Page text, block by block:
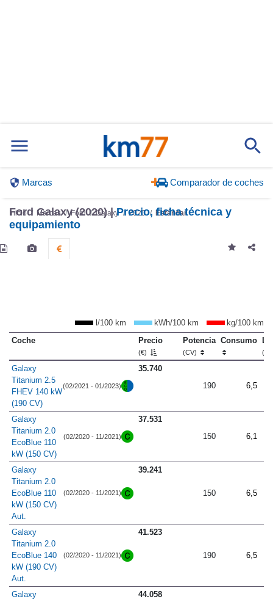
Marcas Comparador de coches
Inicio Marcas Ford Galaxy 2020 Estándar
Ford Galaxy (2020) |Precio, ficha técnica y
equipamiento
l/100 km kWh/100 km
kg/100 km
Coche
Precio
(€)
Potencia
(CV)
Consumo
Galaxy
Titanium 2.5
FHEV 140 kW
(190 CV)
(02/2021 - 01/2023)
35.740
190
6,5
Galaxy
Titanium 2.0
EcoBlue 110
kW (150 CV)
(02/2020 - 11/2021)
37.531
150
6,1
Galaxy
Titanium 2.0
EcoBlue 110
kW (150 CV)
Aut.
(02/2020 - 11/2021)
39.241
150 6,5
Galaxy
Titanium 2.0
EcoBlue 140
kW (190 CV)
Aut.
(02/2020 - 11/2021)
41.523
190 6,5
Galaxy
44.058